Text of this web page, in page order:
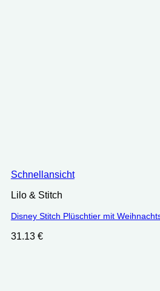
Schnellansicht
Lilo & Stitch
Disney Stitch Plüschtier mit
31.13 €